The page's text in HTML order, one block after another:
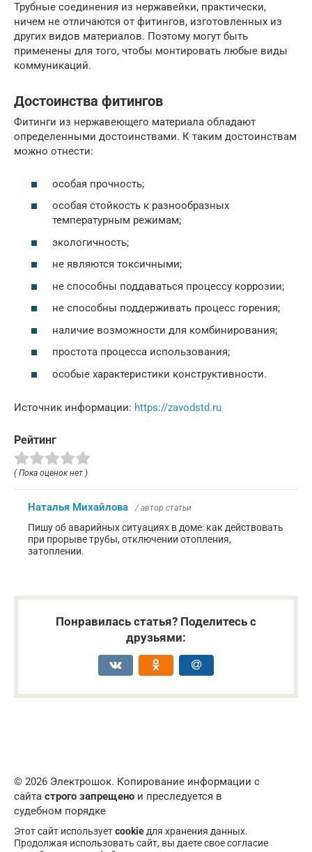
Трубные соединения из нержавейки, практически,
ничем не отличаются от фитингов, изготовленных из
других видов материалов. Поэтому могут быть
применены для того, чтобы монтировать любые виды
коммуникаций.
Достоинства фитингов
Фитинги из нержавеющего материала обладают
определенными достоинствами. К таким достоинствам
можно отнести:
особая прочность;
особая стойкость к разнообразных
температурным режимам;
экологичность;
не являются токсичными;
не способны поддаваться процессу коррозии;
не способны поддерживать процесс горения;
наличие возможности для комбинирования;
простота процесса использования;
особые характеристики конструктивности.
Источник информации: https://zavodstd.ru
Рейтинг
( Пока оценок нет )
Наталья Михайлова / автор статьи
Пишу об аварийных ситуациях в доме: как действовать
при прорыве трубы, отключении отопления,
затоплении.
Понравилась статья? Поделитесь с
друзьями:
© 2026 Электрошок. Копирование информации с
сайта строго запрещено и преследуется в
судебном порядке
Этот сайт используетcookie для хранения данных.
Продолжая использовать сайт, вы даете свое согласие